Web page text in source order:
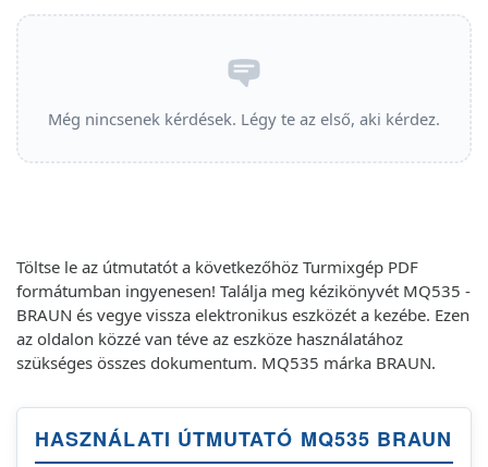
Még nincsenek kérdések. Légy te az első, aki kérdez.
Töltse le az útmutatót a következőhöz Turmixgép PDF
formátumban ingyenesen! Találja meg kézikönyvét MQ535 -
BRAUN és vegye vissza elektronikus eszközét a kezébe. Ezen
az oldalon közzé van téve az eszköze használatához
szükséges összes dokumentum. MQ535 márka BRAUN.
HASZNÁLATI ÚTMUTATÓ MQ535 BRAUN